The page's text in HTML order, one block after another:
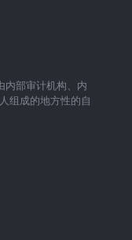
内部审计机构、内
组成的地方性的自